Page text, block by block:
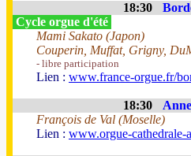
18:30
Cycle orgue d'été
Mami Sakato (Japon)
Couperin, Muffat, Grigny,
- libre participation
Lien : www.france-orgue.fr/
18:30
François de Val (Moselle)
Lien : www.orgue-cathedrale-